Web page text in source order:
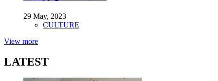
29 May, 2023
CULTURE
View more
LATEST